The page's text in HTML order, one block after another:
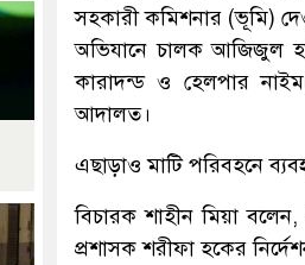
সহকারী কমিশনার (ভূমি)
অভিযানে চালক আজিজুল
কারাদন্ড ও হেলপার
আদালত।
এছাড়াও মাটি পরিবহনে
বিচারক শাহীন মিয়া
প্রশাসক শরীফা হকের